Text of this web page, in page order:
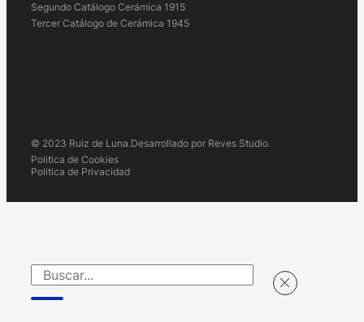
Segundo Catálogo Cerámica 1915
Tercer Catálogo de Cerámica 1945
© 2023 Ruiz de Luna.Desarrollado por Reves Studio.
Politica de Cookies
Politica de Privacidad